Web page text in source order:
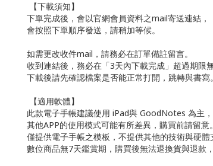
【下載須知】
下單完成後，會以官網會員資料之mail寄送連結，
會按照下單順序發送，請稍加等候。
如需更改收件mail，請務必在訂單備註留言。
收到連結後，務必在「3天內下載完成」超過期限
下載後請先確認檔案是否能正常打開，跳轉與書寫
【適用軟體】
此款電子手帳建議使用 iPad與 GoodNotes 為主，
其他APP的使用模式可能有所差異，購買前請留意
僅提供電子手帳之模板，不提供其他的技術與硬體
數位商品無7天鑑賞期，購買後無法退換貨與退款